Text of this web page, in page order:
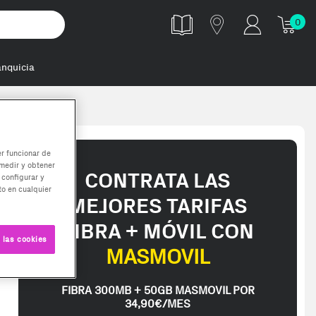
0
CONTRATA LAS
MEJORES TARIFAS
FIBRA + MÓVIL CON
MASMOVIL
FIBRA 300MB + 50GB MASMOVIL POR
34,90€/MES
funcionar de
y obtener
y
en cualquier
cookies